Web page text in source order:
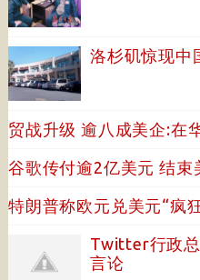
洛杉矶惊现中
贸战升级 逾八成美企:在
谷歌传付逾2亿美元 结束
特朗普称欧元兑美元“疯
Twitter行政
言论